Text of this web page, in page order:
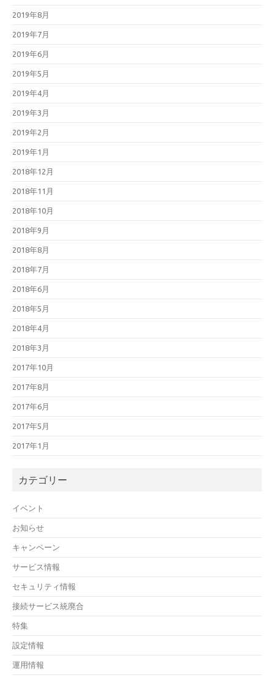
2019年8月
2019年7月
2019年6月
2019年5月
2019年4月
2019年3月
2019年2月
2019年1月
2018年12月
2018年11月
2018年10月
2018年9月
2018年8月
2018年7月
2018年6月
2018年5月
2018年4月
2018年3月
2017年10月
2017年8月
2017年6月
2017年5月
2017年1月
カテゴリー
イベント
お知らせ
キャンペーン
サービス情報
セキュリティ情報
接続サービス統廃合
特集
設定情報
運用情報